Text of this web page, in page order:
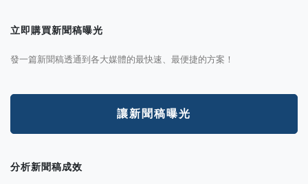
立即購買新聞稿曝光
發一篇新聞稿透通到各大媒體的最快速、最便捷的方案！
讓新聞稿曝光
分析新聞稿成效